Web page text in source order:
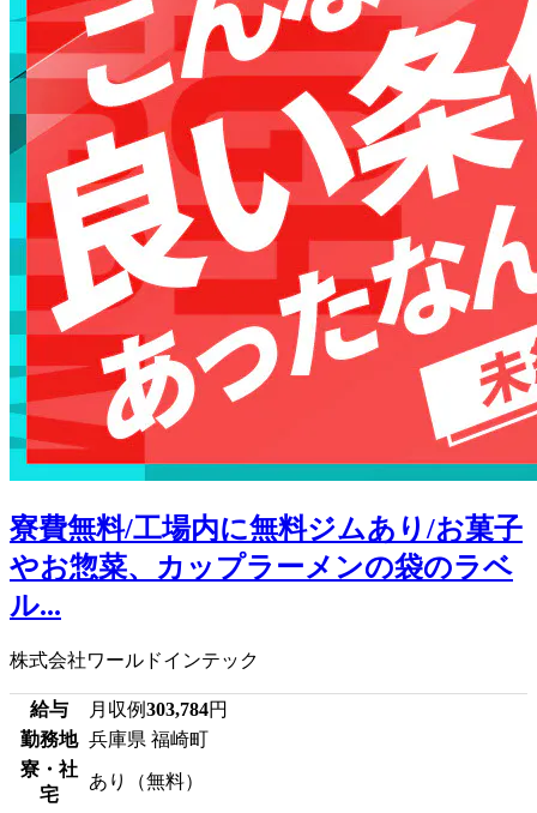
寮費無料/工場内に無料ジムあり/お菓子
やお惣菜、カップラーメンの袋のラベ
ル...
株式会社ワールドインテック
給与 月収例303,784円
勤務地 兵庫県 福崎町
寮・社
宅
あり（無料）